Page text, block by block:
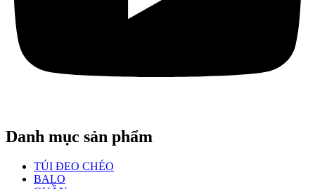
Danh mục sản phẩm
TÚI ĐEO CHÉO
BALO